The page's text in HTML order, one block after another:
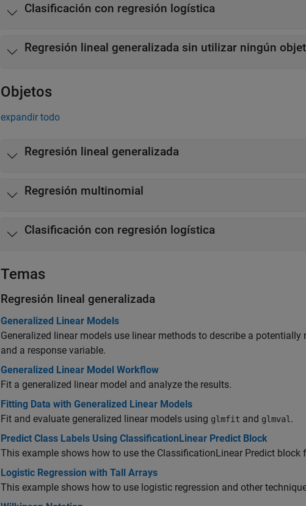
Clasificación con regresión logística
Regresión lineal generalizada sin utilizar ningún
Objetos
expandir todo
Regresión lineal generalizada
Regresión multinomial
Clasificación con regresión logística
Temas
Regresión lineal generalizada
Generalized Linear Models
Generalized linear models use linear methods to describe a
and a response variable.
Generalized Linear Model Workflow
Fit a generalized linear model and analyze the results.
Fitting Data with Generalized Linear Models
Fit and evaluate generalized linear models using glmfit and glmval .
Predict Class Labels Using ClassificationLinear Predict Block
This example shows how to use the ClassificationLinear Predict
Logistic Regression with Tall Arrays
This example shows how to use logistic regression and other